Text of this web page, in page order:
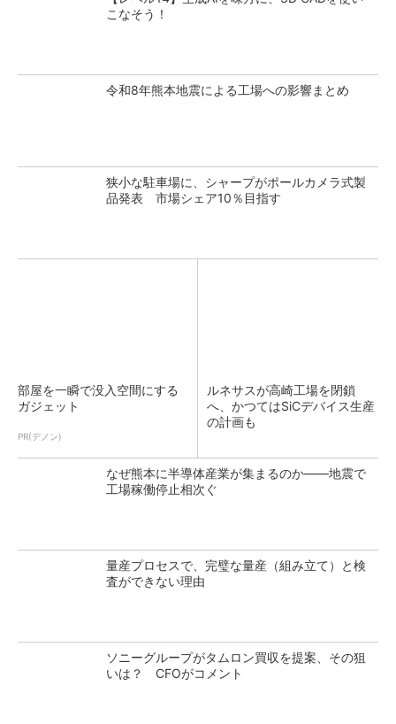
こなそう！
令和8年熊本地震による工場への影響まとめ
狭小な駐車場に、シャープがポールカメラ式製
品発表 市場シェア10％目指す
部屋を一瞬で没入空間にする
ガジェット
PR(デノン)
ルネサスが高崎工場を閉鎖
へ、かつてはSiCデバイス生産
の計画も
なぜ熊本に半導体産業が集まるのか――地震で
工場稼働停止相次ぐ
量産プロセスで、完璧な量産（組み立て）と検
査ができない理由
ソニーグループがタムロン買収を提案、その狙
いは？ CFOがコメント